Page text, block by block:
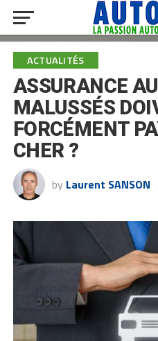
ACTUALITÉS
ASSURANCE
MALUSSÉS
FORCÉMENT
CHER ?
by Laurent SANSON